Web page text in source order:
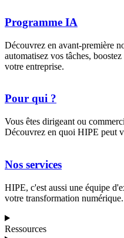
Programme IA
Découvrez en avant-première
automatisez vos tâches,
votre entreprise.
Pour qui ?
Vous êtes dirigeant ou
Découvrez en quoi HIPE peut
Nos services
HIPE, c'est aussi une équipe
votre transformation numérique.
Ressources